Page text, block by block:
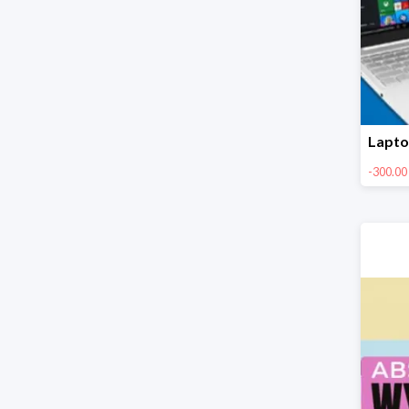
-300.00